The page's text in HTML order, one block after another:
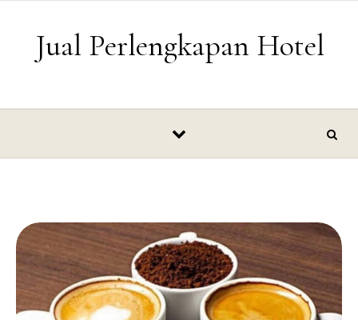
Jual Perlengkapan Hotel